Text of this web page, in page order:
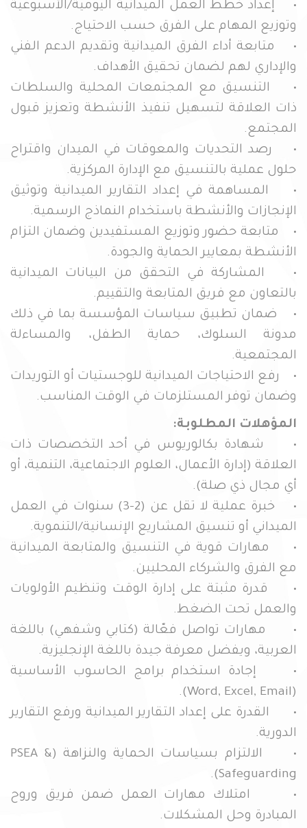
• إعداد خطط العمل الميدانية اليومية/الأسبوعية
وتوزيع المهام على الفرق حسب الاحتياج.
• متابعة أداء الفرق الميدانية وتقديم الدعم الفني
والإداري لهم لضمان تحقيق الأهداف.
• التنسيق مع المجتمعات المحلية والسلطات
ذات العلاقة لتسهيل تنفيذ الأنشطة وتعزيز قبول
المجتمع.
• رصد التحديات والمعوقات في الميدان واقتراح
حلول عملية بالتنسيق مع الإدارة المركزية.
• المساهمة في إعداد التقارير الميدانية وتوثيق
الإنجازات والأنشطة باستخدام النماذج الرسمية.
• متابعة حضور وتوزيع المستفيدين وضمان التزام
الأنشطة بمعايير الحماية والجودة.
• المشاركة في التحقق من البيانات الميدانية
بالتعاون مع فريق المتابعة والتقييم.
• ضمان تطبيق سياسات المؤسسة بما في ذلك
مدونة السلوك، حماية الطفل، والمساءلة
المجتمعية.
• رفع الاحتياجات الميدانية للوجستيات أو التوريدات
وضمان توفر المستلزمات في الوقت المناسب.
المؤهلات المطلوبة:
• شهادة بكالوريوس في أحد التخصصات ذات
العلاقة (إدارة الأعمال، العلوم الاجتماعية، التنمية، أو
أي مجال ذي صلة).
• خبرة عملية لا تقل عن (2–3) سنوات في العمل
الميداني أو تنسيق المشاريع الإنسانية/التنموية.
• مهارات قوية في التنسيق والمتابعة الميدانية
مع الفرق والشركاء المحليين.
• قدرة مثبتة على إدارة الوقت وتنظيم الأولويات
والعمل تحت الضغط.
• مهارات تواصل فعّالة (كتابي وشفهي) باللغة
العربية، ويفضل معرفة جيدة باللغة الإنجليزية.
• إجادة استخدام برامج الحاسوب الأساسية
(Word, Excel, Email).
• القدرة على إعداد التقارير الميدانية ورفع التقارير
الدورية.
• الالتزام بسياسات الحماية والنزاهة (PSEA &
Safeguarding).
• امتلاك مهارات العمل ضمن فريق وروح
المبادرة وحل المشكلات.